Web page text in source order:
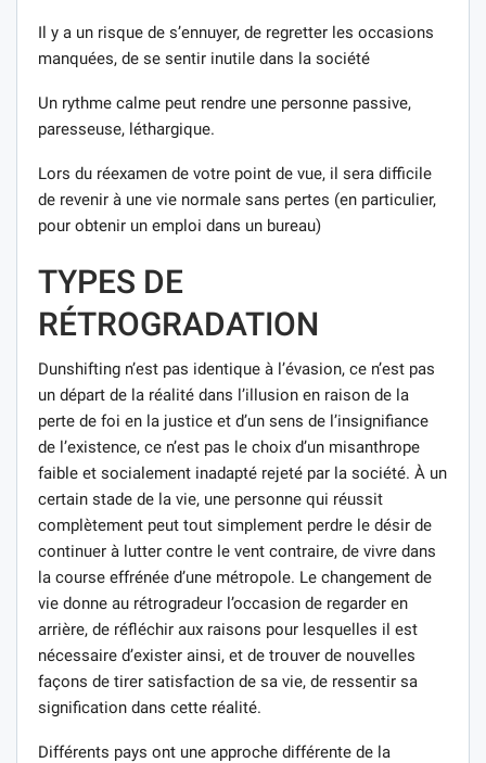
Il y a un risque de s’ennuyer, de regretter les occasions
manquées, de se sentir inutile dans la société
Un rythme calme peut rendre une personne passive,
paresseuse, léthargique.
Lors du réexamen de votre point de vue, il sera difficile
de revenir à une vie normale sans pertes (en particulier,
pour obtenir un emploi dans un bureau)
TYPES DE
RÉTROGRADATION
Dunshifting n’est pas identique à l’évasion, ce n’est pas
un départ de la réalité dans l’illusion en raison de la
perte de foi en la justice et d’un sens de l’insignifiance
de l’existence, ce n’est pas le choix d’un misanthrope
faible et socialement inadapté rejeté par la société. À un
certain stade de la vie, une personne qui réussit
complètement peut tout simplement perdre le désir de
continuer à lutter contre le vent contraire, de vivre dans
la course effrénée d’une métropole. Le changement de
vie donne au rétrogradeur l’occasion de regarder en
arrière, de réfléchir aux raisons pour lesquelles il est
nécessaire d’exister ainsi, et de trouver de nouvelles
façons de tirer satisfaction de sa vie, de ressentir sa
signification dans cette réalité.
Différents pays ont une approche différente de la